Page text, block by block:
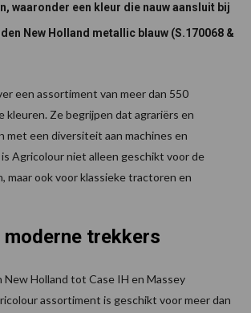
waaronder een kleur die nauw aansluit bij
New Holland metallic blauw (S.170068 &
een assortiment van meer dan 550
kleuren. Ze begrijpen dat agrariërs en
met een diversiteit aan machines en
Agricolour niet alleen geschikt voor de
maar ook voor klassieke tractoren en
moderne trekkers
New Holland tot Case IH en Massey
assortiment is geschikt voor meer dan